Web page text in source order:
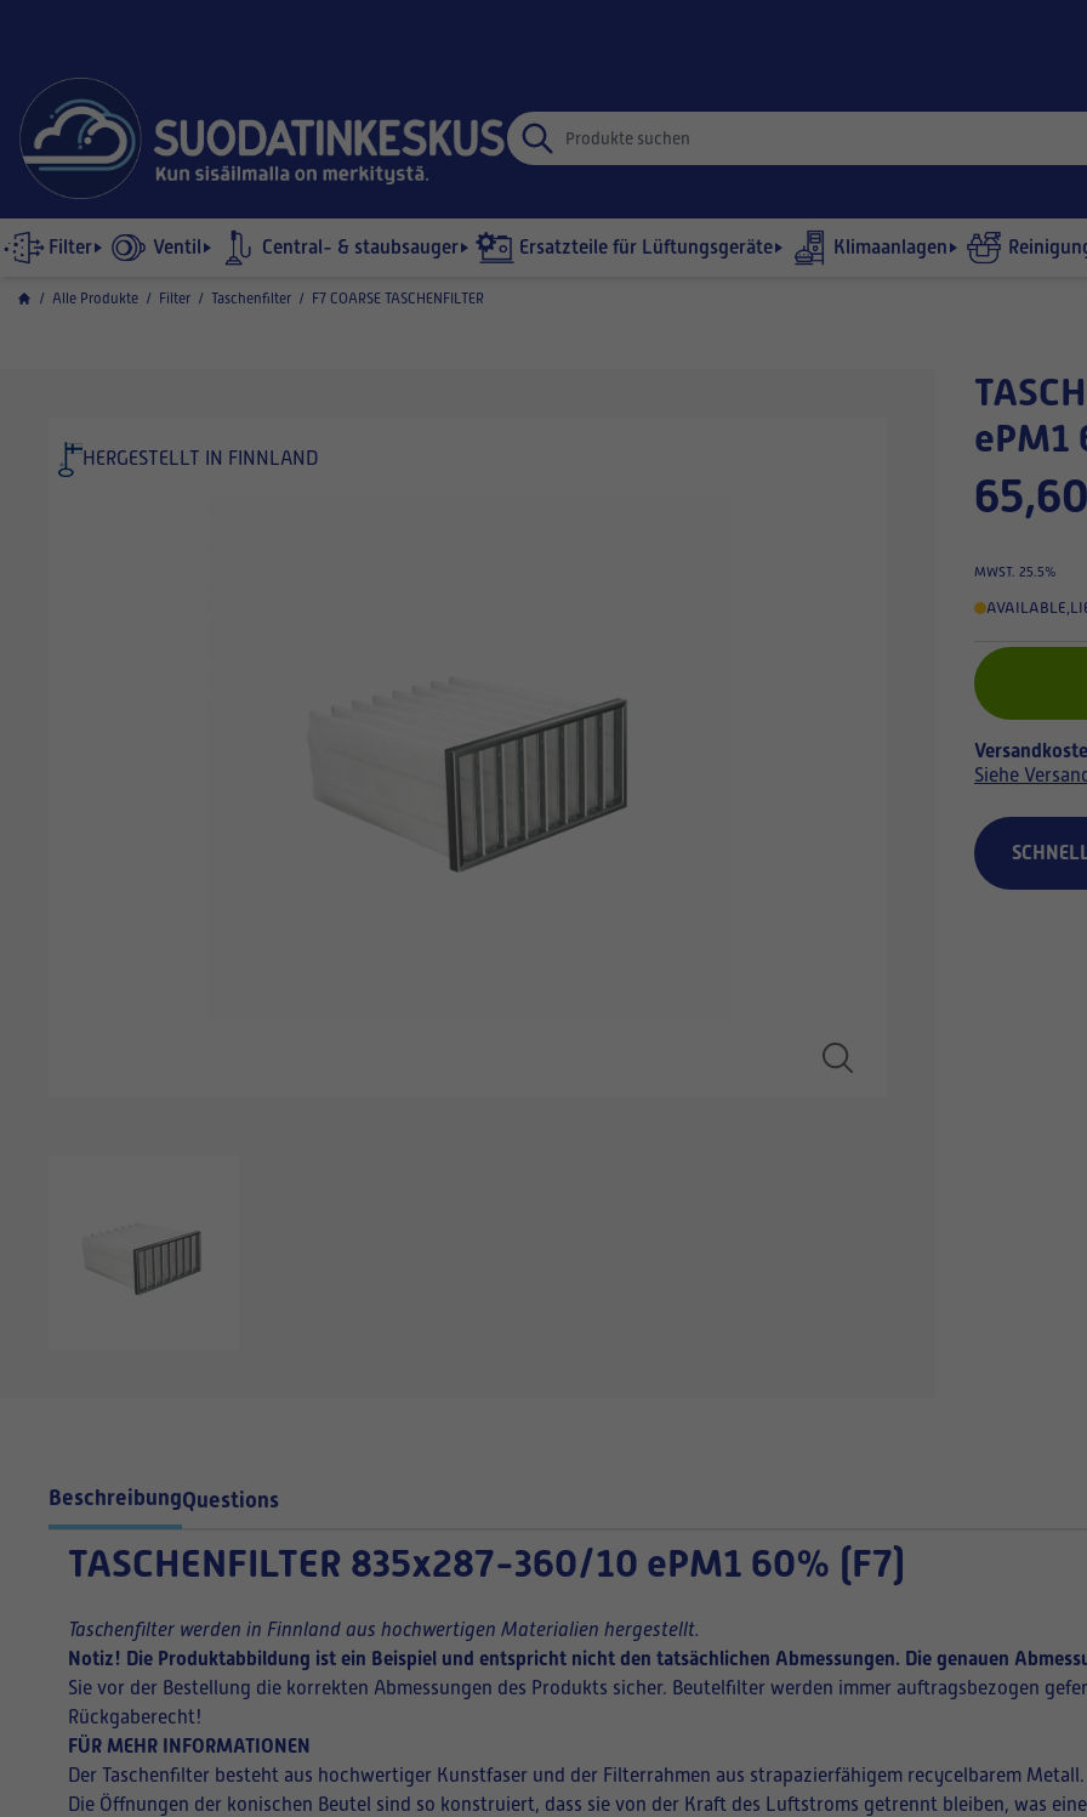
Filter Ventil Central- & staubsauger Ersatzteile für Lüftungsgeräte Klimaanlagen
/ Alle Produkte / Filter / Taschenfilter / F7 COARSE TASCHENFILTER
HERGESTELLT IN FINNLAND
TASCHENFILTER 835x287-360/10
ePM1
MWST. 25.5%
AVAILABLE,
Siehe
BeschreibungQuestions
TASCHENFILTER 835x287-360/10 ePM1 60% (F7)
Taschenfilter werden in Finnland aus hochwertigen Materialien hergestellt.
Notiz! Die Produktabbildung ist ein Beispiel und entspricht nicht den tatsächlichen Abmessungen. Die genauen
Sie vor der Bestellung die korrekten Abmessungen des Produkts sicher. Beutelfilter werden immer auftragsbezogen
Rückgaberecht!
FÜR MEHR INFORMATIONEN
Der Taschenfilter besteht aus hochwertiger Kunstfaser und der Filterrahmen aus strapazierfähigem recycelbarem Metall.
Die Öffnungen der konischen Beutel sind so konstruiert, dass sie von der Kraft des Luftstroms getrennt bleiben, was